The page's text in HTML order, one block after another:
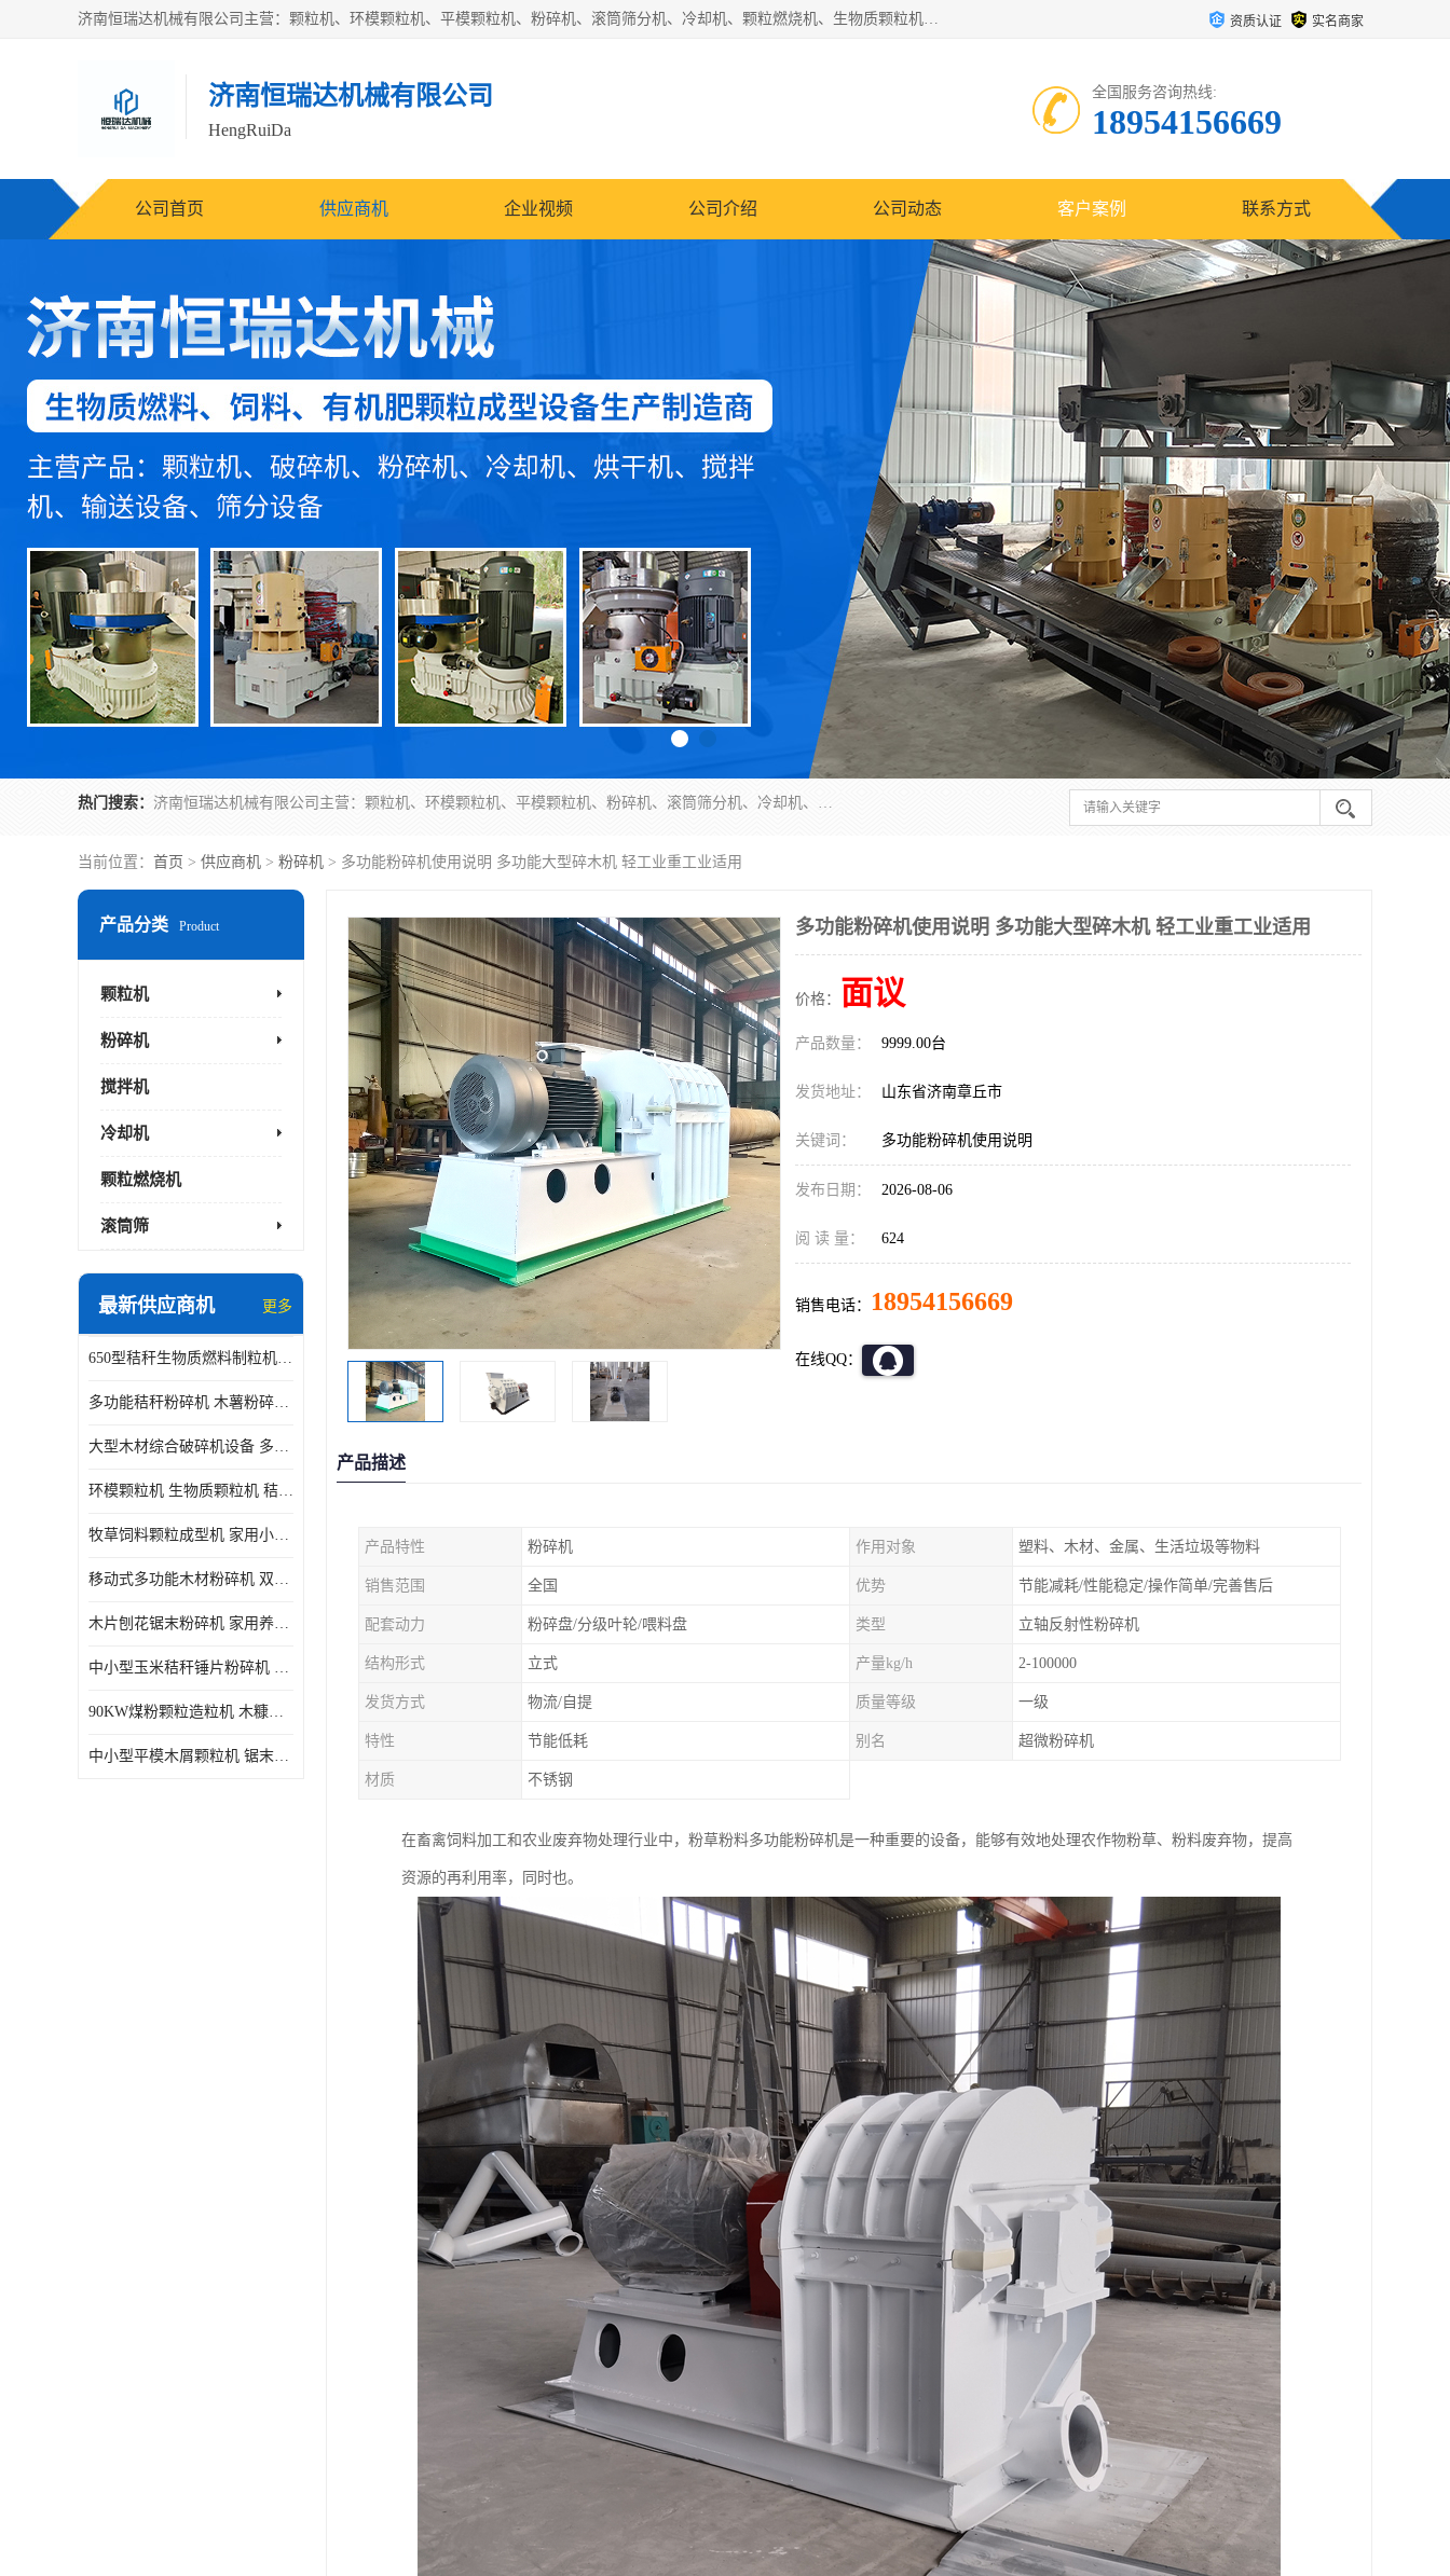
济南恒瑞达机械有限公司主营：颗粒机、环模颗粒机、平模颗粒机、粉碎机、滚筒筛分机、冷却机、颗粒燃烧机、生物质颗粒机、木屑颗粒机、秸秆颗粒机、饲料颗粒机、燃料颗粒机、木材粉碎机、秸秆粉碎机、饲料粉碎机、颗粒冷却机、锯末滚筒筛、锤片粉碎机、滚筒筛、搅拌机等产品。 资质认证 实名商家
济南恒瑞达机械有限公司
HengRuiDa
全国服务咨询热线:
18954156669
公司首页 供应商机 企业视频 公司介绍 公司动态 客户案例 联系方式
热门搜索： 济南恒瑞达机械有限公司主营：颗粒机、环模颗粒机、平模颗粒机、粉碎机、滚筒筛分机、冷却机、颗粒燃烧机、生物质颗粒机、木屑颗粒机、秸秆颗粒机、饲料颗粒机、燃料颗粒机、木材粉碎机、秸秆粉碎机、饲料粉碎机、颗粒冷却机、锯末滚筒筛、锤片粉碎机、滚筒筛、搅拌机等产品。
当前位置： 首页 > 供应商机 > 粉碎机 > 多功能粉碎机使用说明 多功能大型碎木机 轻工业重工业适用
产品分类 Product
颗粒机
粉碎机
搅拌机
冷却机
颗粒燃烧机
滚筒筛
最新供应商机 更多
650型秸秆生物质燃料制粒机 豆粨麸皮造粒机 平模木屑颗粒机
多功能秸秆粉碎机 木薯粉碎机 自有工厂
大型木材综合破碎机设备 多功能木屑粉碎机 废料木材粉碎机
环模颗粒机 生物质颗粒机 秸秆木屑制粒机 木糠造粒机
牧草饲料颗粒成型机 家用小型饲料颗粒机 可定制
移动式多功能木材粉碎机 双进料口果树枝叶粉碎 木片边角料
木片刨花锯末粉碎机 家用养殖饲料玉米芯秸秆粉碎机械
中小型玉米秸秆锤片粉碎机 家用多功能打粉机 杂粮饲料粉碎设备
90KW煤粉颗粒造粒机 木糠稻壳制粒机 秸秆颗粒机
中小型平模木屑颗粒机 锯末刨花生物质燃料秸秆压缩颗粒机
多功能粉碎机使用说明 多功能大型碎木机 轻工业重工业适用
价格： 面议
产品数量： 9999.00台
发货地址： 山东省济南章丘市
关键词： 多功能粉碎机使用说明
发布日期： 2026-08-06
阅 读 量： 624
销售电话： 18954156669
在线QQ：
产品描述
产品特性 粉碎机 作用对象 塑料、木材、金属、生活垃圾等物料
销售范围 全国 优势 节能减耗/性能稳定/操作简单/完善售后
配套动力 粉碎盘/分级叶轮/喂料盘 类型 立轴反射性粉碎机
结构形式 立式 产量kg/h 2-100000
发货方式 物流/自提 质量等级 一级
特性 节能低耗 别名 超微粉碎机
材质 不锈钢
在畜禽饲料加工和农业废弃物处理行业中，粉草粉料多功能粉碎机是一种重要的设备，能够有效地处理农作物粉草、粉料废弃物，提高
资源的再利用率，同时也。